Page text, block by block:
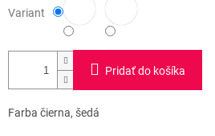
Variant
Pridať do košíka
Farba čierna, šedá